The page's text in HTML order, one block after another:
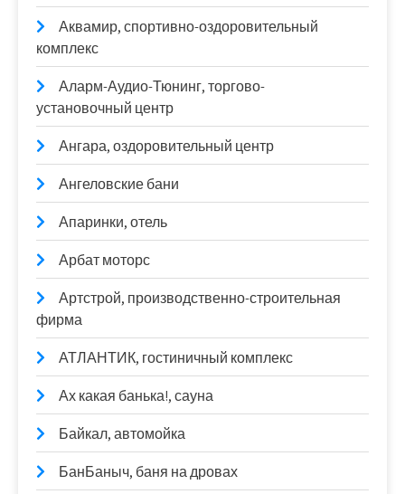
Аквамир, спортивно-оздоровительный
комплекс
Аларм-Аудио-Тюнинг, торгово-
установочный центр
Ангара, оздоровительный центр
Ангеловские бани
Апаринки, отель
Арбат моторс
Артстрой, производственно-строительная
фирма
АТЛАНТИК, гостиничный комплекс
Ах какая банька!, сауна
Байкал, автомойка
БанБаныч, баня на дровах